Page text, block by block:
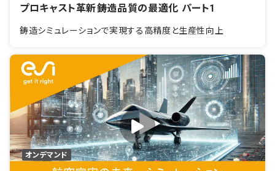
プロキャスト革新――鋳造品質の最適化 パート1
鋳造シミュレーションで実現する高精度と生産性向上
オンデマンド